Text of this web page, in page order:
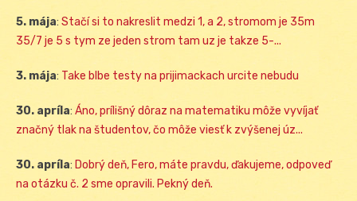
5. mája: Stačí si to nakreslit medzi 1, a 2, stromom je 35m
35/7 je 5 s tym ze jeden strom tam uz je takze 5-...
3. mája: Take blbe testy na prijimackach urcite nebudu
30. apríla: Áno, prílišný dôraz na matematiku môže vyvíjať
značný tlak na študentov, čo môže viesť k zvýšenej úz...
30. apríla: Dobrý deň, Fero, máte pravdu, ďakujeme, odpoveď
na otázku č. 2 sme opravili. Pekný deň.